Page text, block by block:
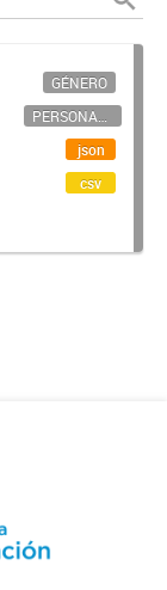
GÉNERO
PERSONAL CIENTÍFICO-TECNOLÓGICO
json
csv